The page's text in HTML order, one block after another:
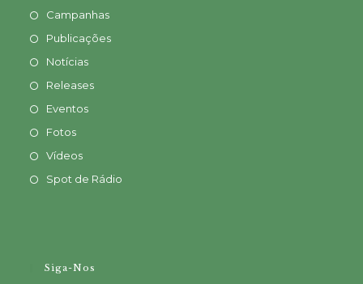
Campanhas
Publicações
Notícias
Releases
Eventos
Fotos
Vídeos
Spot de Rádio
Siga-Nos